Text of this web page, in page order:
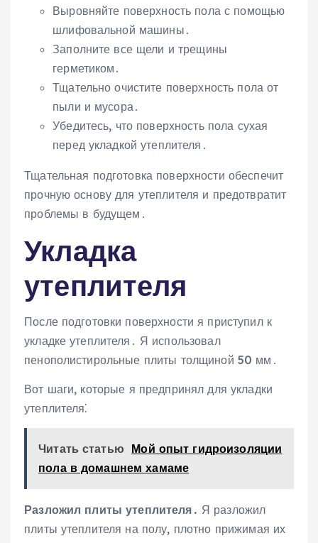
Выровняйте поверхность пола с помощью
шлифовальной машины․
Заполните все щели и трещины
герметиком․
Тщательно очистите поверхность пола от
пыли и мусора․
Убедитесь, что поверхность пола сухая
перед укладкой утеплителя․
Тщательная подготовка поверхности обеспечит
прочную основу для утеплителя и предотвратит
проблемы в будущем․
Укладка
утеплителя
После подготовки поверхности я приступил к
укладке утеплителя․ Я использовал
пенополистирольные плиты толщиной 50 мм․
Вот шаги, которые я предпринял для укладки
утеплителя⁚
Читать статью Мой опыт гидроизоляции
пола в домашнем хамаме
Разложил плиты утеплителя․ Я разложил
плиты утеплителя на полу, плотно прижимая их